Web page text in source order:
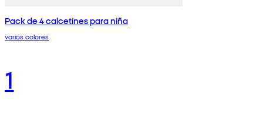
Pack de 4 calcetines para niña
varios colores
1